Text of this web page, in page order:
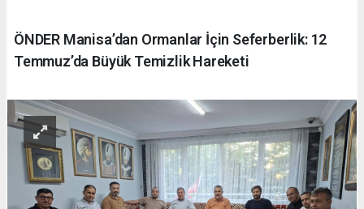
ÖNDER Manisa’dan Ormanlar İçin Seferberlik: 12
Temmuz’da Büyük Temizlik Hareketi